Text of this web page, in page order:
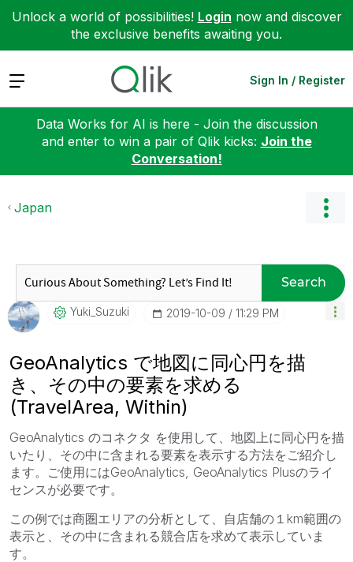
Unlock a world of possibilities! Login now and discover
the exclusive benefits awaiting you.
Expand Sign In / Register
Data Works for AI is here - Join the discussion
and enter to win a pair of Qlik kicks: Join the
Conversation!
Japan
Search
Yuki_Suzuki ‎2019-10-09 11:29 PM
GeoAnalytics で地図に同心円を描
き、その中の要素を求める
(TravelArea, Within)
GeoAnalytics のコネクタ を使用して、地図上に同心円を描
いたり、その中に含まれる要素を表示する方法をご紹介し
ます。ご使用にはGeoAnalytics, GeoAnalytics Plusのライ
センスが必要です。
この例では商圏エリアの分析として、自店舗の１km範囲の
表示と、その中に含まれる競合店を求めて表示していま
す。